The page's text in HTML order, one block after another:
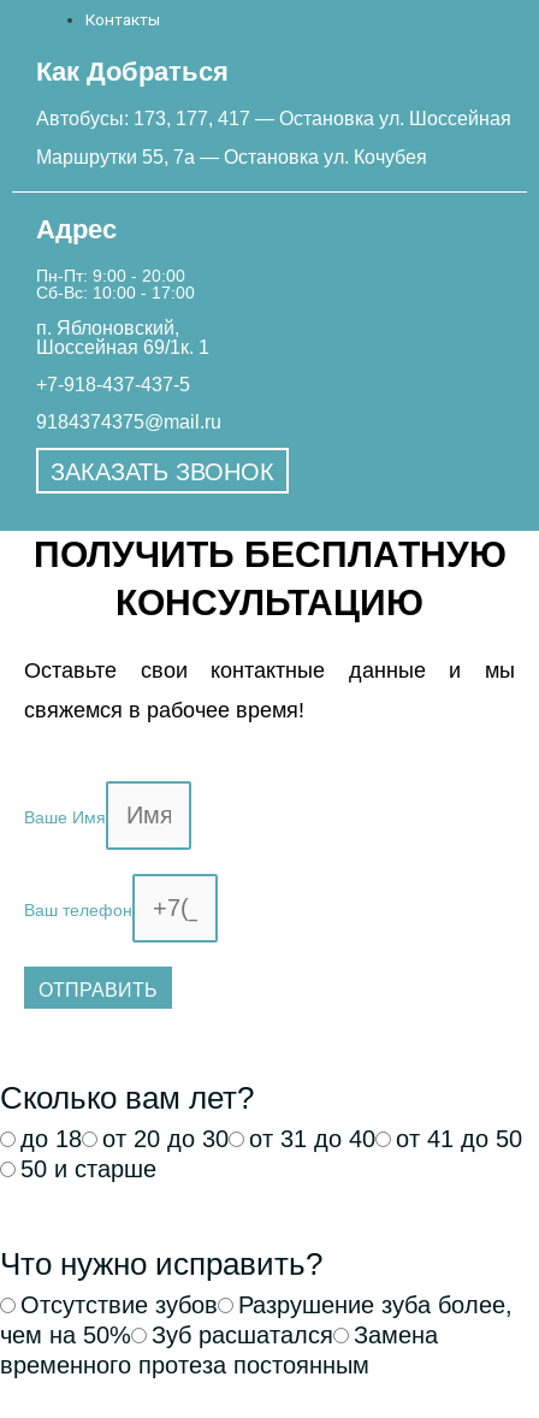
Контакты
Как Добраться
Автобусы: 173, 177, 417 — Остановка ул. Шоссейная
Маршрутки 55, 7а — Остановка ул. Кочубея
Адрес
Пн-Пт: 9:00 - 20:00
Сб-Вс: 10:00 - 17:00
п. Яблоновский,
Шоссейная 69/1к. 1
+7-918-437-437-5
9184374375@mail.ru
ЗАКАЗАТЬ ЗВОНОК
ПОЛУЧИТЬ БЕСПЛАТНУЮ
КОНСУЛЬТАЦИЮ
Оставьте свои контактные данные и мы
свяжемся в рабочее время!
Ваше Имя
Ваш телефон
ОТПРАВИТЬ
Сколько вам лет?
до 18 от 20 до 30 от 31 до 40
от 41 до 50
50 и старше
Что нужно исправить?
Отсутствие зубов
Разрушение зуба более,
чем на 50%
Зуб расшатался
Замена
временного протеза постоянным